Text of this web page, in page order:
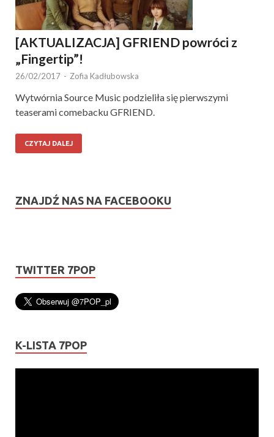
[AKTUALIZACJA] GFRIEND powróci z
„Fingertip”!
26/02/2017 - Zofia Kadłubowska
Wytwórnia Source Music podzieliła się pierwszymi
teaserami comebacku GFRIEND.
CZYTAJ DALEJ
ZNAJDŹ NAS NA FACEBOOKU
TWITTER 7POP
K-LISTA 7POP